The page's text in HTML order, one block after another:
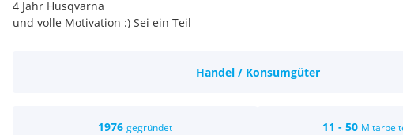
4 Jahr Husqvarna
und volle Motivation :) Sei ein Teil
Handel / Konsumgüter
1976 gegründet 11 - 50